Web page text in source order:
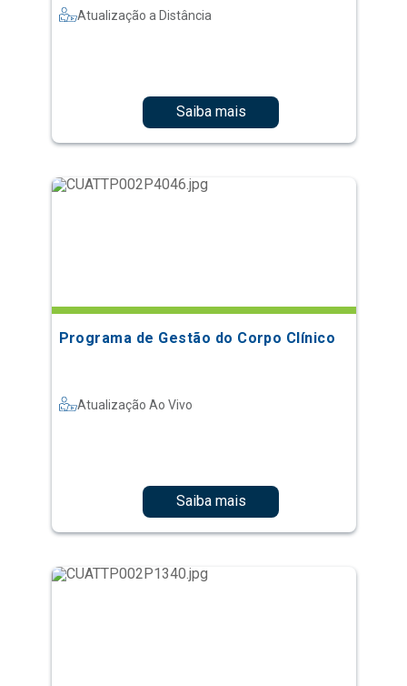
Atualização a Distância
Saiba mais
Programa de Gestão do Corpo Clínico
Atualização Ao Vivo
Saiba mais